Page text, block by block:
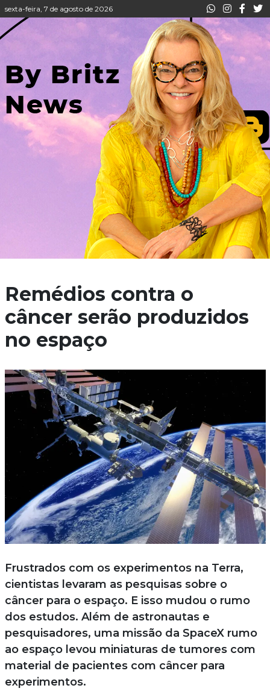
sexta-feira, 7 de agosto de 2026
Remédios contra o
câncer serão produzidos
no espaço
Frustrados com os experimentos na Terra,
cientistas levaram as pesquisas sobre o
câncer para o espaço. E isso mudou o rumo
dos estudos. Além de astronautas e
pesquisadores, uma missão da SpaceX rumo
ao espaço levou miniaturas de tumores com
material de pacientes com câncer para
experimentos.